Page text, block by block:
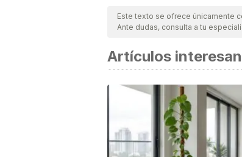
Este texto se ofrece únicamente
Ante dudas, consulta a tu
Artículos